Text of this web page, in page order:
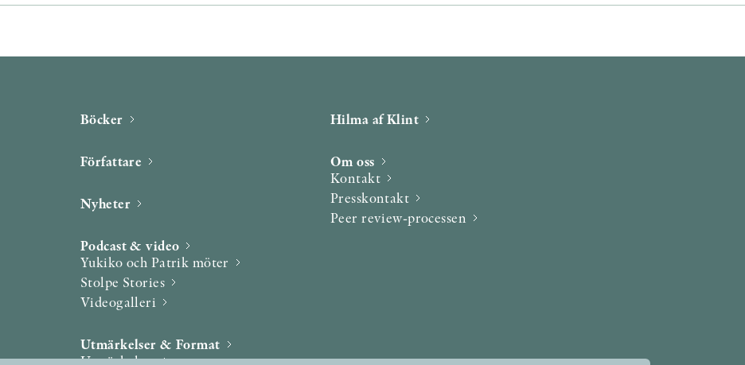
Böcker
Författare
Nyheter
Podcast & video
Yukiko och Patrik möter
Stolpe Stories
Videogalleri
Utmärkelser & Format
Utmärkelser
Hilma af Klint
Om oss
Kontakt
Presskontakt
Peer review-processen